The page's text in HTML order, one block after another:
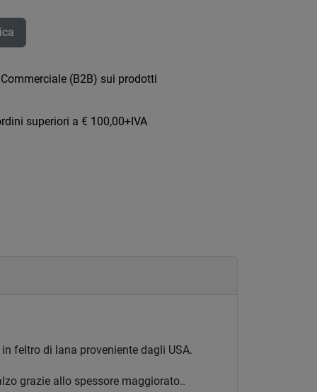
(B2B) sui prodotti
superiori a € 100,00+IVA
feltro di lana proveniente dagli USA.
grazie allo spessore maggiorato..